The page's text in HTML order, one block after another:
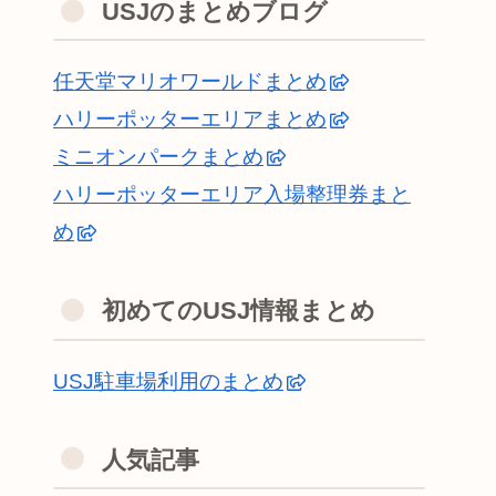
USJのまとめブログ
任天堂マリオワールドまとめ
ハリーポッターエリアまとめ
ミニオンパークまとめ
ハリーポッターエリア入場整理券まと
め
初めてのUSJ情報まとめ
USJ駐車場利用のまとめ
人気記事